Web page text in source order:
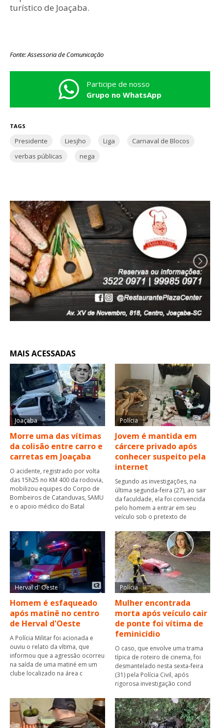
turístico de Joaçaba.
Fonte: Assessoria de Comunicação
Participe de nosso
Grupo no WhatsApp
TAGS
Presidente Liesjho Liga
Carnaval de Blocos
verbas públicas
nega
MAIS ACESSADAS
Joaçaba
Morre uma das vítimas
da colisão entre carro e
carretas em Joaçaba
O acidente, registrado por volta
das 15h25 no KM 400 da rodovia,
mobilizou equipes do Corpo de
Bombeiros de Catanduvas, SAMU
e o apoio médico do Batal
Polícia
Jovem é mantida em
cárcere privado após
conhecer suspeito pela
internet
Segundo as investigações, na
última segunda-feira (27), ao sair
da faculdade, ela foi convencida
pelo homem a entrar em seu
veículo sob o pretexto de
Herval d' Oeste
Homem é esfaqueado
após matinê no centro
de Herval d'Oeste
A Polícia Militar foi acionada e
ouviu o relato da vítima, que
informou que a agressão ocorreu
na saída de uma matiné em um
clube localizado na área c
Polícia
Mulher encontrada
morta após veículo cair
de ponte foi vítima de
feminicídio
O caso, que envolve uma trama
típica de roteiro de cinema, foi
desmantelado nesta sexta-feira
(31) pela Polícia Civil, após
rigorosa investigação cond